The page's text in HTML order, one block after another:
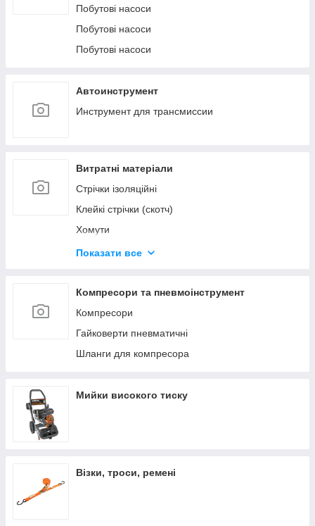
Побутові насоси
Побутові насоси
Побутові насоси
Автоинструмент
Инструмент для трансмиссии
Витратні матеріали
Стрічки ізоляційні
Клейкі стрічки (скотч)
Хомути
Будівельні олівці та маркери
Диски відрізні
Показати все
Компресори та пневмоінструмент
Компресори
Гайковерти пневматичні
Шланги для компресора
Мийки високого тиску
Візки, троси, ремені